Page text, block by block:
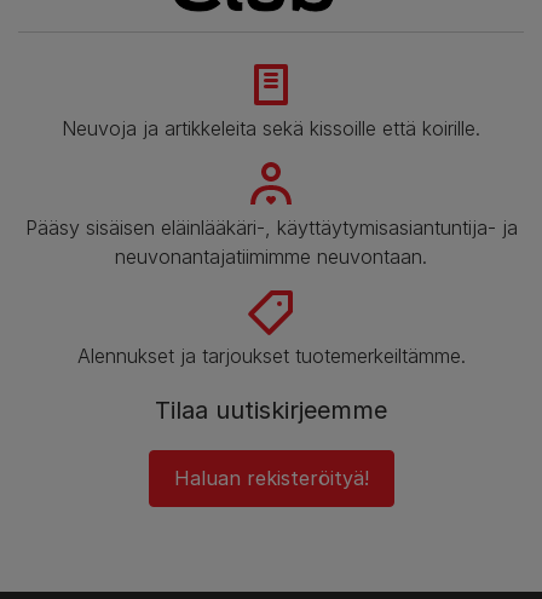
Neuvoja ja artikkeleita sekä kissoille että koirille.
Pääsy sisäisen eläinlääkäri-, käyttäytymisasiantuntija- ja
neuvonantajatiimimme neuvontaan.
Alennukset ja tarjoukset tuotemerkeiltämme.
Tilaa uutiskirjeemme
Haluan rekisteröityä!